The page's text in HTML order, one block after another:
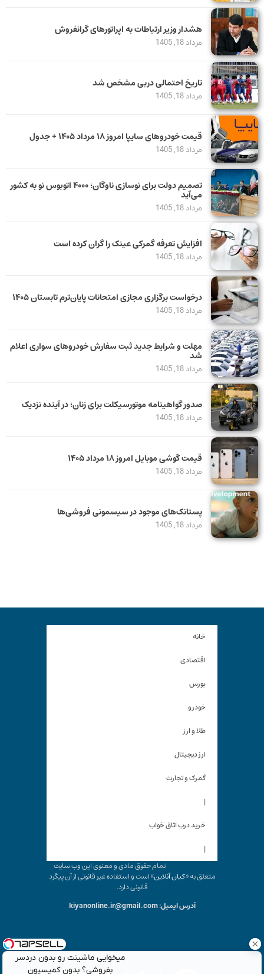
میخوایی ماشینت رو بدون دردسر
بفروشی؟ بدون کمیسیون
هشدار وزیر ارتباطات به اپراتورهای گرانفروش
مرداد 18, 1405
تاریخ احتمالی دربی مشخص شد
مرداد 18, 1405
قیمت خودرو‌های سایپا امروز ۱۸ مرداد ۱۴۰۵ + جدول
مرداد 18, 1405
تصمیم دولت برای نوسازی ناوگان؛ ۴۰۰۰ اتوبوس نو به کشور
می‌آید
مرداد 18, 1405
افزایش تعرفه گمرکی عینک را گران کرده است
مرداد 18, 1405
درخواست برگزاری مجازی امتحانات پایان‌ترم تابستان ۱۴۰۵
مرداد 18, 1405
مهلت و شرایط جدید ثبت سفارش خودروهای سواری اعلام
شد
مرداد 18, 1405
صدور گواهینامه موتورسیکلت برای زنان؛ در آینده نزدیک
مرداد 18, 1405
قیمت گوشی موبایل امروز ۱۸ مرداد ۱۴۰۵
مرداد 18, 1405
پستانک‌های موجود در سیسمونی فروشی‌ها
مرداد 18, 1405
خانه
اقتصادی
بورس
خودرو
طلا و ارز
ارز دیجیتال
گمرک و تجارت
|
خرید درب اتاق خواب
|
تمام حقوق مادی و معنوی این وب سایت
متعلق به «کیان آنلاین» است و استفاده غیر قانونی از آن پیگرد
قانونی دارد.
آدرس ایمیل: kiyanonline.ir@gmail.com